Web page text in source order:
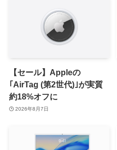
【セール】Appleの
｢AirTag (第2世代)｣が実質
約18%オフに
2026年8月7日